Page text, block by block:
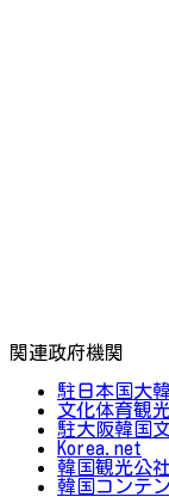
関連政府機関
駐日本国大
文化体育観
駐大阪韓国
Korea.net
韓国観光公社
韓国コンテ